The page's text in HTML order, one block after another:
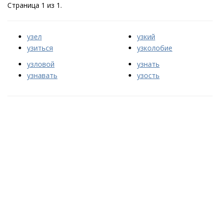
Страница 1 из 1.
узел
узиться
узкий
узколобие
узловой
узнавать
узнать
узость